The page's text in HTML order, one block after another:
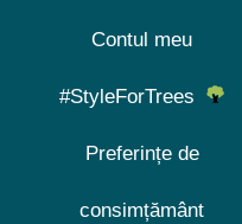
Contul meu
#StyleForTrees
Preferințe de
consimțământ